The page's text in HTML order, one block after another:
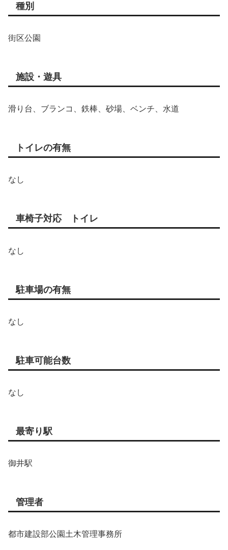
種別
街区公園
施設・遊具
滑り台、ブランコ、鉄棒、砂場、ベンチ、水道
トイレの有無
なし
車椅子対応 トイレ
なし
駐車場の有無
なし
駐車可能台数
なし
最寄り駅
御井駅
管理者
都市建設部公園土木管理事務所